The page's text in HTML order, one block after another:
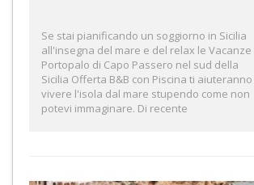
Se stai pianificando un soggiorno in Sicilia
all'insegna del mare e del relax le Vacanze
Portopalo di Capo Passero nel sud della
Sicilia Offerta B&B con Piscina ti aiuteranno
vivere l'isola dal mare stupendo come non
potevi immaginare. Di recente